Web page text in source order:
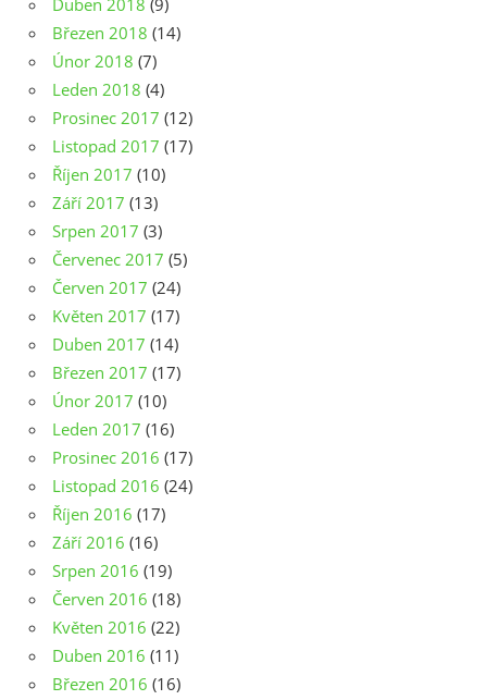
Duben 2018 (9)
Březen 2018 (14)
Únor 2018 (7)
Leden 2018 (4)
Prosinec 2017 (12)
Listopad 2017 (17)
Říjen 2017 (10)
Září 2017 (13)
Srpen 2017 (3)
Červenec 2017 (5)
Červen 2017 (24)
Květen 2017 (17)
Duben 2017 (14)
Březen 2017 (17)
Únor 2017 (10)
Leden 2017 (16)
Prosinec 2016 (17)
Listopad 2016 (24)
Říjen 2016 (17)
Září 2016 (16)
Srpen 2016 (19)
Červen 2016 (18)
Květen 2016 (22)
Duben 2016 (11)
Březen 2016 (16)